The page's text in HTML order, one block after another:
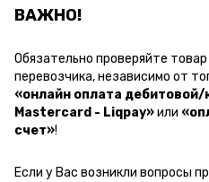
ВАЖНО!
Обязательно проверяйте
перевозчика, независимо от
«онлайн оплата
Mastercard - Liqpay»или
счет»!
Если у Вас возникли вопросы